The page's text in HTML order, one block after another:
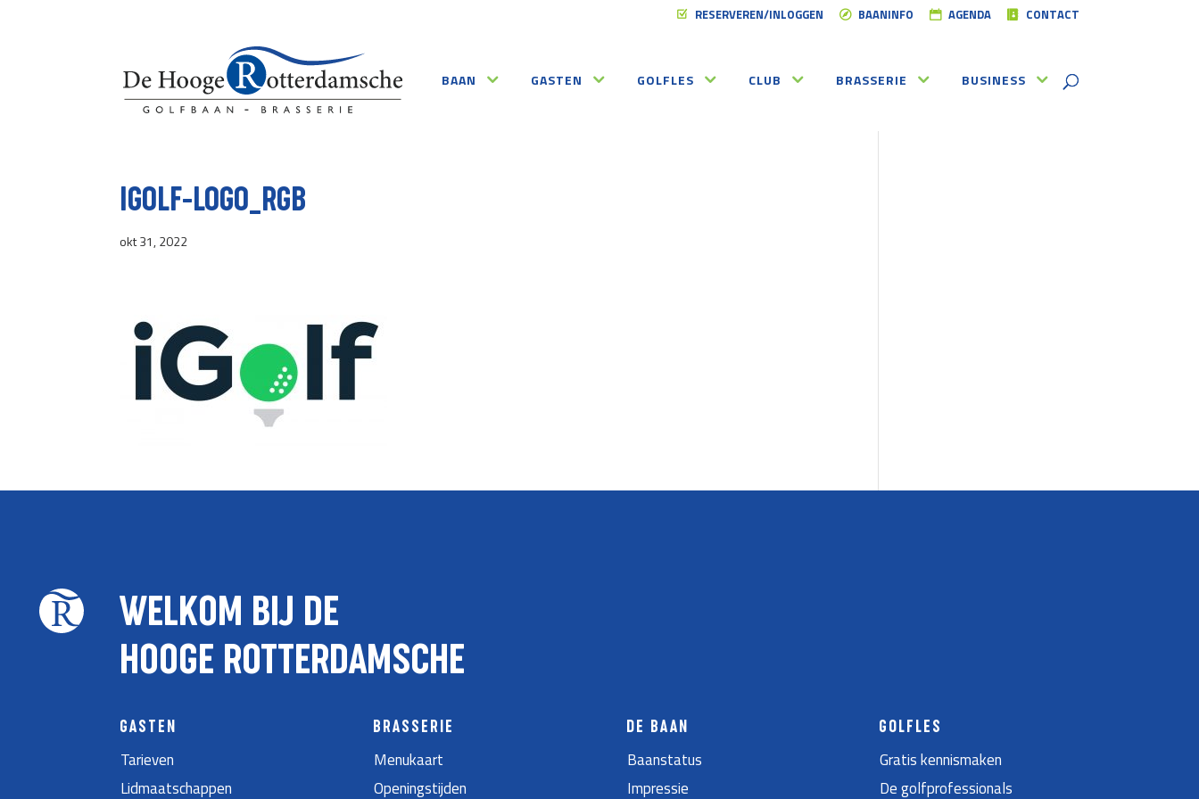
RESERVEREN/INLOGGEN BAANINFO AGENDA CONTACT
BAAN GASTEN GOLFLES CLUB BRASSERIE BUSINESS
IGOLF-LOGO_RGB
okt 31, 2022
WELKOM BIJ DE
HOOGE ROTTERDAMSCHE
GASTEN
Tarieven
Lidmaatschappen
BRASSERIE
Menukaart
Openingstijden
DE BAAN
Baanstatus
Impressie
GOLFLES
Gratis kennismaken
De golfprofessionals